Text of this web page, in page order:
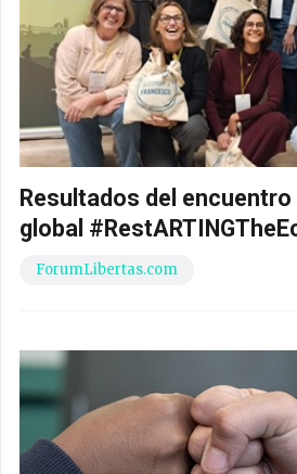
Resultados del encuentro
global
ForumLibertas.com